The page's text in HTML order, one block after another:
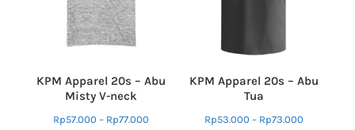
KPM Apparel 20s – Abu
Misty V-neck
Rp57.000 – Rp77.000
KPM Apparel 20s – Abu
Tua
Rp53.000 – Rp73.000